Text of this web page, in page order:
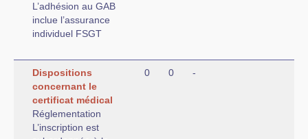
L’adhésion au GAB
inclue l’assurance
individuel FSGT
Dispositions
concernant le
certificat médical
Réglementation
L’inscription est
0 0 -